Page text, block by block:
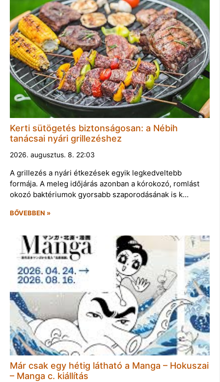
Kerti sütögetés biztonságosan: a Nébih
tanácsai nyári grillezéshez
2026. augusztus. 8. 22:03
A grillezés a nyári étkezések egyik legkedveltebb
formája. A meleg időjárás azonban a kórokozó, romlást
okozó baktériumok gyorsabb szaporodásának is k…
BŐVEBBEN »
Már csak egy hétig látható a Manga – Hokuszai
– Manga c. kiállítás